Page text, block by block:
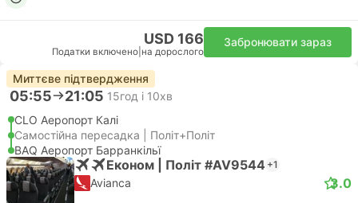
USD 166
Податки включено на дорослого
Забронювати зараз
Миттєве підтвердження
05:55 21:05 15год і 10хв
CLO Аеропорт Калі
Самостійна пересадка | Політ+Політ
BAQ Аеропорт Барранкільї
Економ | Політ #AV9544 +1
Avianca 3.0